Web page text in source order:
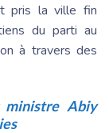
pris la ville fin
du parti au
à travers des
ministre Abiy